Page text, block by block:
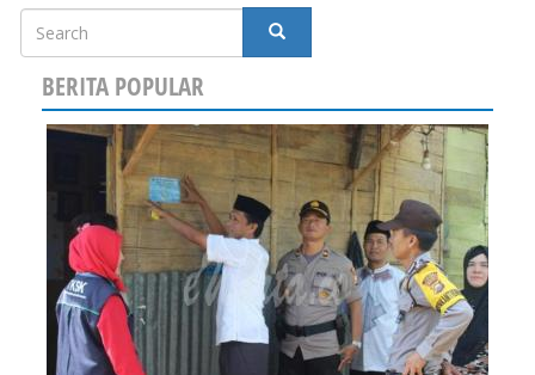
Search
SEARCH
BERITA POPULAR